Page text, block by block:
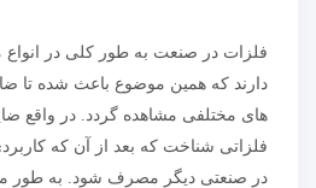
فلزات در صنعت به طور کلی در انواع
دارند که همین موضوع باعث شده تا
های مختلفی مشاهده گردد. در واقع
فلزاتی شناخت که بعد از آن که
در صنعتی دیگر مصرف شود. به طور